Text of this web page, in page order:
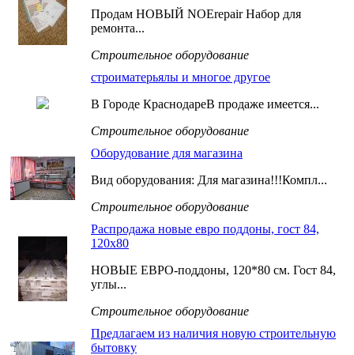
Продам НОВЫЙ NOErepair Набор для
ремонта...
Строительное оборудование
строиматерьялы и многое другое
В Городе КраснодареВ продаже имеется...
Строительное оборудование
Оборудование для магазина
Вид оборудования: Для магазина!!!Компл...
Строительное оборудование
Распродажа новые евро поддоны, гост 84,
120x80
НОВЫЕ ЕВРО-поддоны, 120*80 см. Гост 84,
углы...
Строительное оборудование
Предлагаем из наличия новую строительную
бытовку